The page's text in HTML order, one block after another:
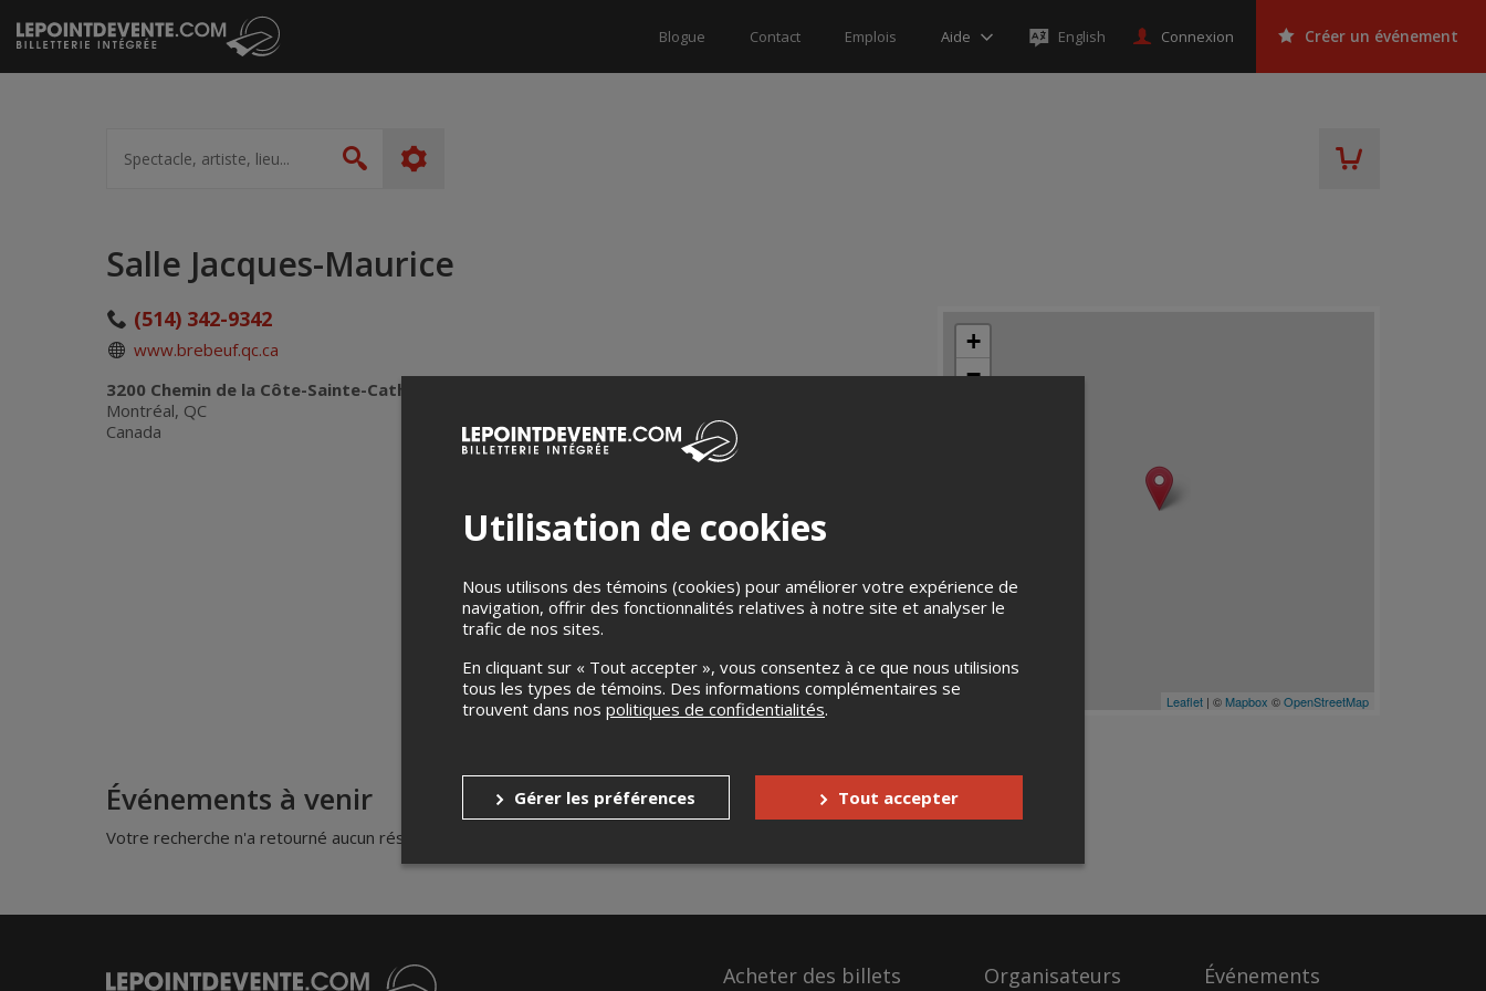
Passer
au
contenu
Blogue Contact Emplois Aide English Connexion Créer un événement
artiste,
lieu...
Rechercher
Salle Jacques-Maurice
(514) 342-9342
www.brebeuf.qc.ca
3200 Chemin de la Côte-Sainte-Catherine
Montréal, QC
Canada
+
−
Leaflet | © Mapbox ©OpenStreetMap
Événements à venir
Votre recherche n'a retourné aucun résultat.
Acheter des billets Organisateurs Événements
Utilisation de cookies
Nous utilisons des témoins (cookies) pour améliorer votre expérience de
navigation, offrir des fonctionnalités relatives à notre site et analyser le
trafic de nos sites.
En cliquant sur « Tout accepter », vous consentez à ce que nous utilisions
tous les types de témoins. Des informations complémentaires se
trouvent dans nos politiques de confidentialités.
Gérer les préférences Tout accepter